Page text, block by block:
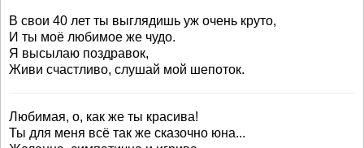
В свои 40 лет ты выглядишь уж очень круто,
И ты моё любимое же чудо.
Я высылаю поздравок,
Живи счастливо, слушай мой шепоток.
Любимая, о, как же ты красива!
Ты для меня всё так же сказочно юна...